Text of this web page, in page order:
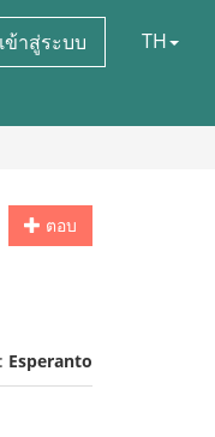
เข้าสู่ระบบ TH
ตอบ
Esperanto